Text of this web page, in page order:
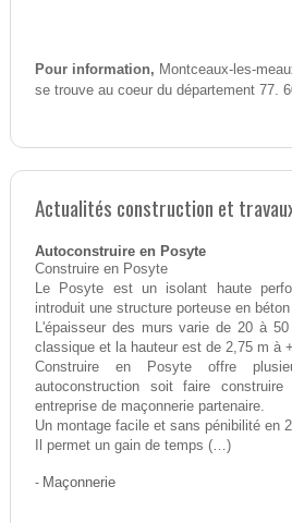
Pour information, Montceaux-les-
se trouve au coeur du département 77.
Actualités construction et
Autoconstruire en Posyte
Construire en Posyte
Le Posyte est un isolant haute
introduit une structure porteuse en
L'épaisseur des murs varie de 20 à
classique et la hauteur est de 2,75 m à
Construire en Posyte offre
autoconstruction soit faire
entreprise de maçonnerie partenaire.
Un montage facile et sans pénibilité en
Il permet un gain de temps (…)
- Maçonnerie